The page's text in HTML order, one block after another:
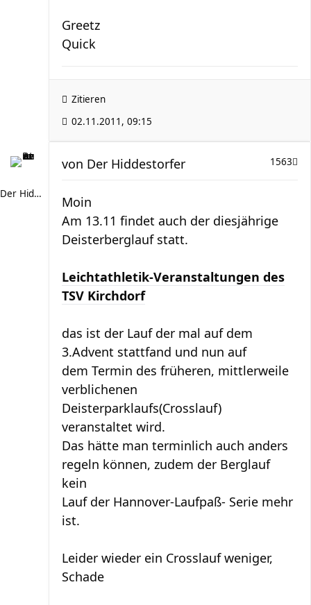
Greetz
Quick
Zitieren
02.11.2011, 09:15
Der Hiddestorfer
1563
von Der Hiddestorfer
Moin
Am 13.11 findet auch der diesjährige
Deisterberglauf statt.
Leichtathletik-Veranstaltungen des
TSV Kirchdorf
das ist der Lauf der mal auf dem
3.Advent stattfand und nun auf
dem Termin des früheren, mittlerweile
verblichenen
Deisterparklaufs(Crosslauf)
veranstaltet wird.
Das hätte man terminlich auch anders
regeln können, zudem der Berglauf
kein
Lauf der Hannover-Laufpaß- Serie mehr
ist.
Leider wieder ein Crosslauf weniger,
Schade